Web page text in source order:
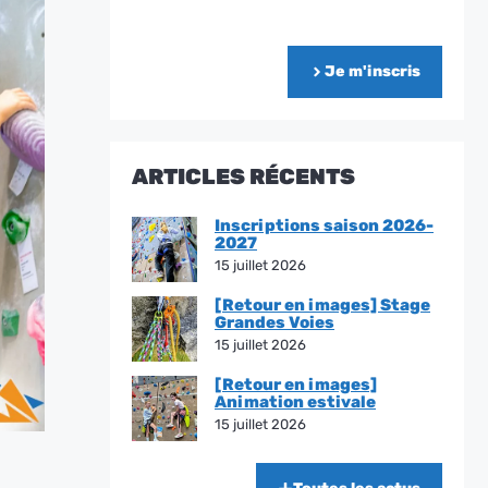
Je m'inscris
ARTICLES RÉCENTS
Inscriptions saison 2026-
2027
15 juillet 2026
[Retour en images] Stage
Grandes Voies
15 juillet 2026
[Retour en images]
Animation estivale
15 juillet 2026